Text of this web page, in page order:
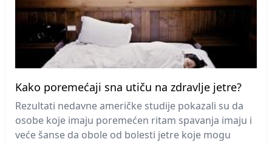
Kako poremećaji sna utiču na zdravlje jetre?
Rezultati nedavne američke studije pokazali su da
osobe koje imaju poremećen ritam spavanja imaju i
veće šanse da obole od bolesti jetre koje mogu